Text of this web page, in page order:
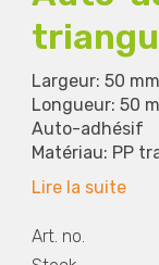
Largeur: 50 mm
Longueur: 50
Auto-adhésif
Matériau: PP
Lire la suite
Art. no.